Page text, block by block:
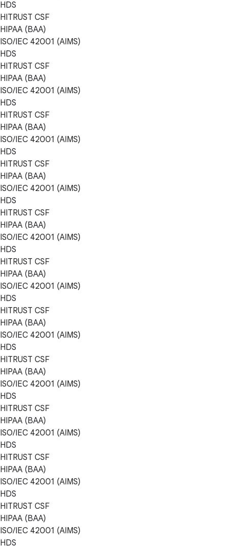
HDS
HITRUST CSF
HIPAA (BAA)
ISO/IEC 42001 (AIMS)
HDS
HITRUST CSF
HIPAA (BAA)
ISO/IEC 42001 (AIMS)
HDS
HITRUST CSF
HIPAA (BAA)
ISO/IEC 42001 (AIMS)
HDS
HITRUST CSF
HIPAA (BAA)
ISO/IEC 42001 (AIMS)
HDS
HITRUST CSF
HIPAA (BAA)
ISO/IEC 42001 (AIMS)
HDS
HITRUST CSF
HIPAA (BAA)
ISO/IEC 42001 (AIMS)
HDS
HITRUST CSF
HIPAA (BAA)
ISO/IEC 42001 (AIMS)
HDS
HITRUST CSF
HIPAA (BAA)
ISO/IEC 42001 (AIMS)
HDS
HITRUST CSF
HIPAA (BAA)
ISO/IEC 42001 (AIMS)
HDS
HITRUST CSF
HIPAA (BAA)
ISO/IEC 42001 (AIMS)
HDS
HITRUST CSF
HIPAA (BAA)
ISO/IEC 42001 (AIMS)
HDS